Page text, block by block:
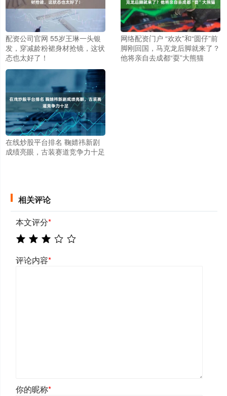
配资公司官网 55岁王琳一头银
发，穿减龄粉裙身材抢镜，这状
态也太好了！
网络配资门户 “欢欢”和“圆仔”前
脚刚回国，马克龙后脚就来了？
他将亲自去成都“耍”大熊猫
在线炒股平台排名 鞠婧祎新剧
成绩亮眼，古装赛道竞争力十足
相关评论
本文评分*
评论内容*
你的昵称*